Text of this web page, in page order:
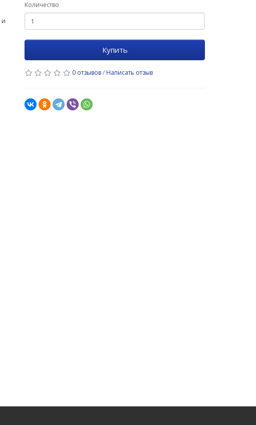
и
Количество
Купить
0 отзывов/ Написать отзыв